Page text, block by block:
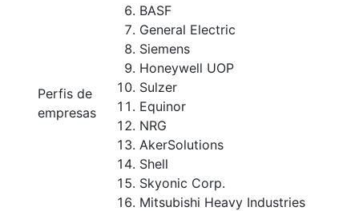
Perfis de
empresas
BASF
General Electric
Siemens
Honeywell UOP
Sulzer
Equinor
NRG
AkerSolutions
Shell
Skyonic Corp.
Mitsubishi Heavy Industries